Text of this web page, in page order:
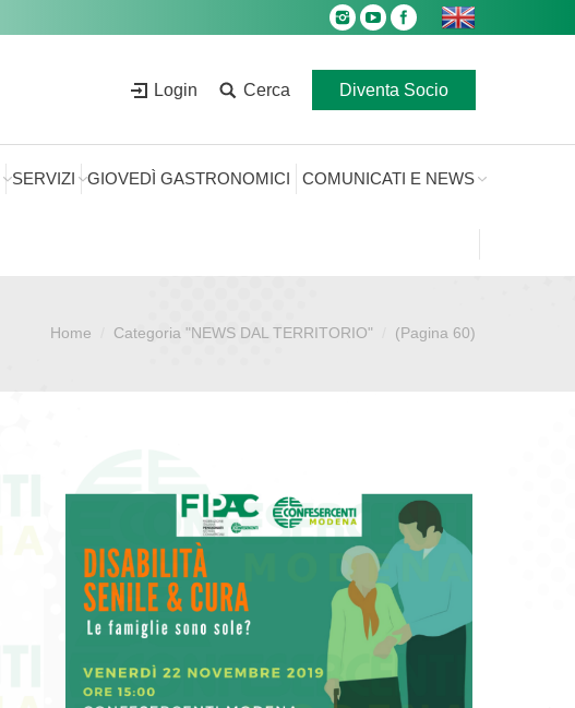
Login Cerca Diventa Socio
SERVIZI GIOVEDÌ GASTRONOMICI COMUNICATI E NEWS
Home Categoria "NEWS DAL TERRITORIO" (Pagina 60)